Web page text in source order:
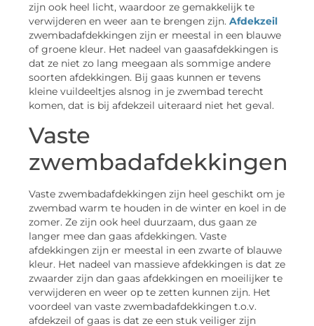
zijn ook heel licht, waardoor ze gemakkelijk te
verwijderen en weer aan te brengen zijn. Afdekzeil
zwembadafdekkingen zijn er meestal in een blauwe
of groene kleur. Het nadeel van gaasafdekkingen is
dat ze niet zo lang meegaan als sommige andere
soorten afdekkingen. Bij gaas kunnen er tevens
kleine vuildeeltjes alsnog in je zwembad terecht
komen, dat is bij afdekzeil uiteraard niet het geval.
Vaste
zwembadafdekkingen
Vaste zwembadafdekkingen zijn heel geschikt om je
zwembad warm te houden in de winter en koel in de
zomer. Ze zijn ook heel duurzaam, dus gaan ze
langer mee dan gaas afdekkingen. Vaste
afdekkingen zijn er meestal in een zwarte of blauwe
kleur. Het nadeel van massieve afdekkingen is dat ze
zwaarder zijn dan gaas afdekkingen en moeilijker te
verwijderen en weer op te zetten kunnen zijn. Het
voordeel van vaste zwembadafdekkingen t.o.v.
afdekzeil of gaas is dat ze een stuk veiliger zijn